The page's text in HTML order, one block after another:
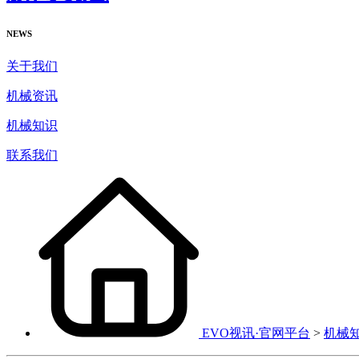
NEWS
关于我们
机械资讯
机械知识
联系我们
EVO视讯·官网平台 > 机械